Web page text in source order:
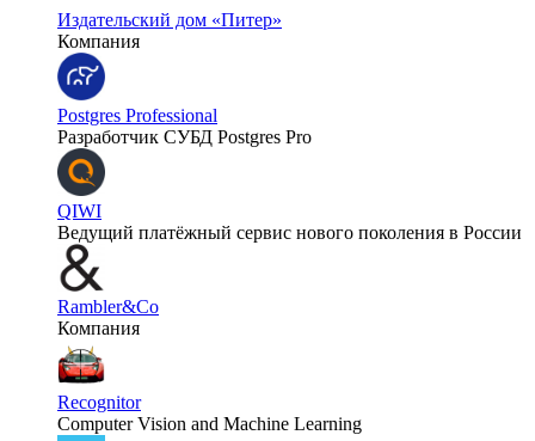
Издательский дом «Питер»
Компания
Postgres Professional
Разработчик СУБД Postgres Pro
QIWI
Ведущий платёжный сервис нового поколения в России
Rambler&Co
Компания
Recognitor
Computer Vision and Machine Learning